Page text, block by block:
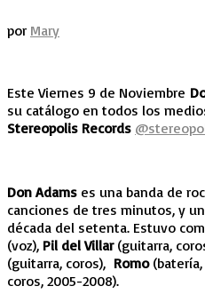
por Mary
Este Viernes 9 de Noviembre
su catálogo en todos los
Stereopolis Records
Don Adams es una banda de
canciones de tres minutos, y
década del setenta. Estuvo
(voz), Pil del Villar(guitarra,
(guitarra, coros), Romo(batería,
coros, 2005-2008).